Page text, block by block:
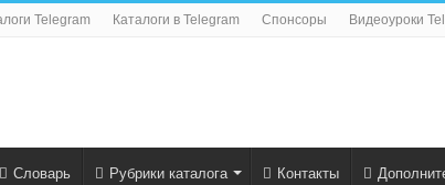
Telegram Каталоги в Telegram Спонсоры Видеоуроки
Словарь Рубрики каталога Контакты